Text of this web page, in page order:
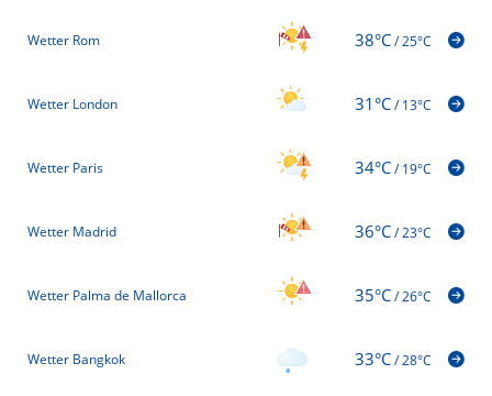
Wetter Rom 38°C/25°C
Wetter London 31°C/13°C
Wetter Paris 34°C/19°C
Wetter Madrid 36°C/23°C
Wetter Palma de Mallorca 35°C/26°C
Wetter Bangkok 33°C/28°C